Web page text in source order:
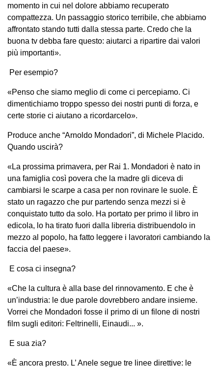
momento in cui nel dolore abbiamo recuperato
compattezza. Un passaggio storico terribile, che abbiamo
affrontato stando tutti dalla stessa parte. Credo che la
buona tv debba fare questo: aiutarci a ripartire dai valori
più importanti».
Per esempio?
«Penso che siamo meglio di come ci percepiamo. Ci
dimentichiamo troppo spesso dei nostri punti di forza, e
certe storie ci aiutano a ricordarcelo».
Produce anche “Arnoldo Mondadori”, di Michele Placido.
Quando uscirà?
«La prossima primavera, per Rai 1. Mondadori è nato in
una famiglia così povera che la madre gli diceva di
cambiarsi le scarpe a casa per non rovinare le suole. È
stato un ragazzo che pur partendo senza mezzi si è
conquistato tutto da solo. Ha portato per primo il libro in
edicola, lo ha tirato fuori dalla libreria distribuendolo in
mezzo al popolo, ha fatto leggere i lavoratori cambiando la
faccia del paese».
E cosa ci insegna?
«Che la cultura è alla base del rinnovamento. E che è
un’industria: le due parole dovrebbero andare insieme.
Vorrei che Mondadori fosse il primo di un filone di nostri
film sugli editori: Feltrinelli, Einaudi... ».
E sua zia?
«È ancora presto. L’ Anele segue tre linee direttive: le